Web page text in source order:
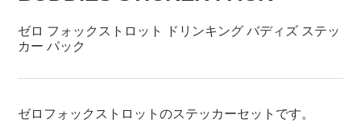
ゼロ フォックストロット ドリンキング バディズ ステッ
カー パック
ゼロフォックストロットのステッカーセットです。